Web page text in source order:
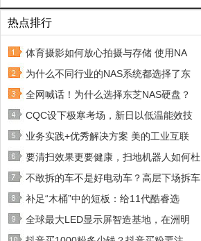
热点排行
体育摄影如何放心拍摄与存储 使用NA
为什么不同行业的NAS系统都选择了东
全网喊话！为什么选择东芝NAS硬盘？
CQC设下极寒考场，新日以低温能效技
业务实践+优秀解决方案 美的工业互联
要清扫效果更要健康，扫地机器人如何杜
不敢拆的车不是好电动车？高层下场拆车
补足“木桶”中的短板：给11代酷睿选
全球最大LED显示屏智造基地，在洲明